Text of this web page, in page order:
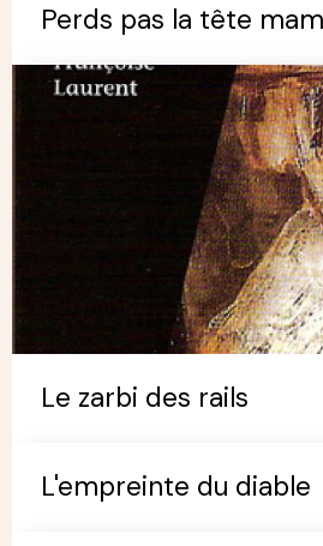
Perds pas la tête
Le zarbi des rails
L'empreinte du diable